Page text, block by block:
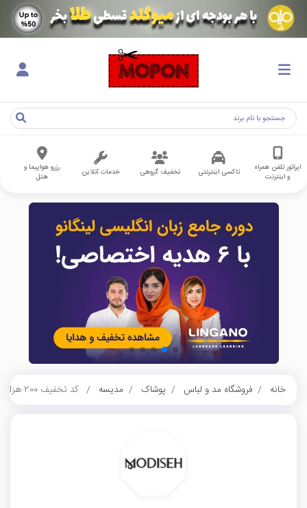
اپراتور تلفن همراه
و اینترنت
تاکسی اینترنتی تخفیف گروهی خدمات آنلاین
رزرو هواپیما و
هتل
خانه فروشگاه مد و لباس پوشاک مدیسه کد تخفیف 200 هزار تومانی محصولات آرایشی و بهداشتی مدیسه